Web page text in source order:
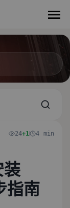
24+1 4 min
装
指南